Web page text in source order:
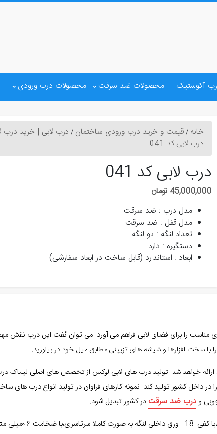
آکوستیک محصولات ضد سرقت محصولات درب ورودی
خانه قیمت و خرید درب ورودی ساختمان درب لابی | خرید درب
درب لابی کد 041
درب لابی کد 041
45,000,000 تومان
مدل درب : ضد سرقت
مدل قفل : ضد سرقت
تعداد لنگه : دو لنگه
دستگیره : دارد
ابعاد : استاندارد (قابل ساخت در ابعاد سفارشی)
مناسب را برای فضای لابی فراهم می آورد. می توان گفت این درب نقش
با سخت افزارها و شیشه های تزیینی مطابق میل خود در بیاورید.
خواهد شد. تولید درب های لابی لوکس از تخصص های اصلی لیماک درب
داخل کشور تولید کند. نمونه کارهای فراوان در تولید انواع درب های
ودرب ضد سرقت در کشور تبدیل شود.